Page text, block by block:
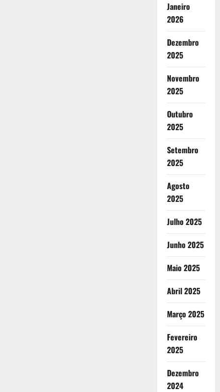
Janeiro
2026
Dezembro
2025
Novembro
2025
Outubro
2025
Setembro
2025
Agosto
2025
Julho 2025
Junho 2025
Maio 2025
Abril 2025
Março 2025
Fevereiro
2025
Dezembro
2024